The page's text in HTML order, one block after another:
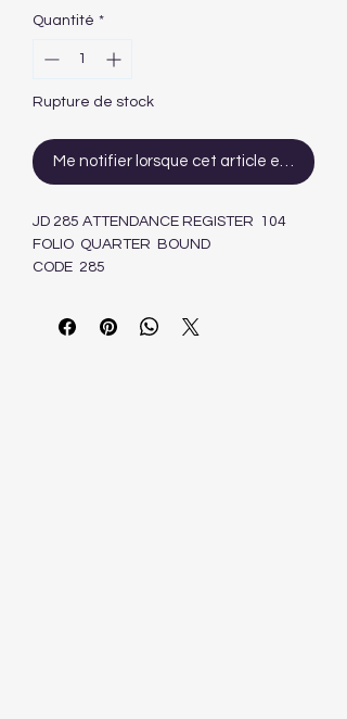
Quantité *
Rupture de stock
Me notifier lorsque cet article est
JD 285 ATTENDANCE REGISTER 104
FOLIO QUARTER BOUND
CODE 285